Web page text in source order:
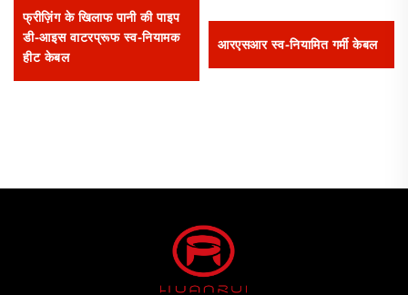
फ्रीज़िंग के खिलाफ पानी की पाइप
डी-आइस वाटरप्रूफ स्व-नियामक
हीट केबल
आरएसआर स्व-नियामित गर्मी केबल